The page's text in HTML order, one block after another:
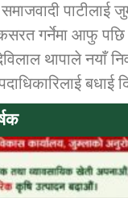
कार्यक्रम कार्यान्वयन एकाई
पाटीलाई
गर्नेमा आफु
थापाले नयाँ
बधाई